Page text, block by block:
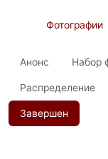
Фотографии
Анонс Набор
Распределение
Завершен